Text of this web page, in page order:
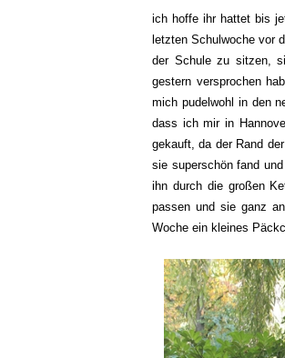
ich hoffe ihr hattet bis
letzten Schulwoche vor
der Schule zu sitzen,
gestern versprochen
mich pudelwohl in den
dass ich mir in
gekauft, da der Rand
sie superschön fand
ihn durch die großen
passen und sie ganz
Woche ein kleines